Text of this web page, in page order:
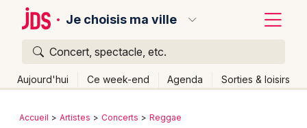
Je choisis ma ville
Concert, spectacle, etc.
Aujourd'hui Ce week-end Agenda Sorties & loisirs
Publier un événement
Retour
Accueil Artistes Concerts Reggae
Quoi ?
Où ?